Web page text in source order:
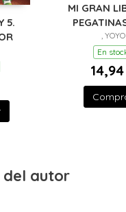
5.
MI GRAN
, YOYO
En
autor